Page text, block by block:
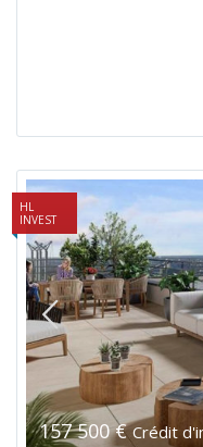
157 500 €Crédit
HL
INVEST